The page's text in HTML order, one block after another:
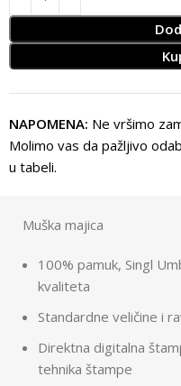
NAPOMENA: Ne vršimo
Molimo vas da pažljivo
u tabeli.
Muška majica
100% pamuk, Singl
kvaliteta
Standardne veličine i
Direktna digitalna
tehnika štampe